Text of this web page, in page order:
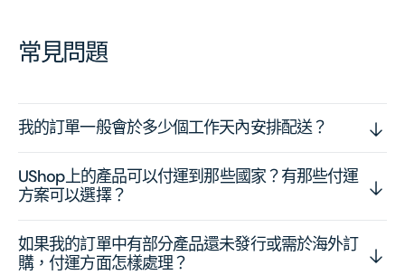
常見問題
我的訂單一般會於多少個工作天內安排配送？
UShop上的產品可以付運到那些國家？有那些付運
方案可以選擇？
如果我的訂單中有部分產品還未發行或需於海外訂
購，付運方面怎樣處理？